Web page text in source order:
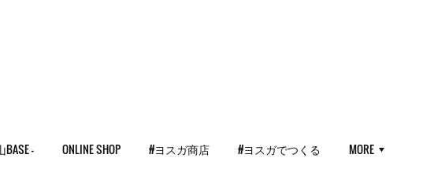
- ONLINE SHOP #ヨスガ商店 #ヨスガでつくる MORE